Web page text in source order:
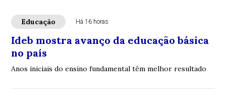
Educação Há 16 horas
Ideb mostra avanço da educação básica
no país
Anos iniciais do ensino fundamental têm melhor resultado